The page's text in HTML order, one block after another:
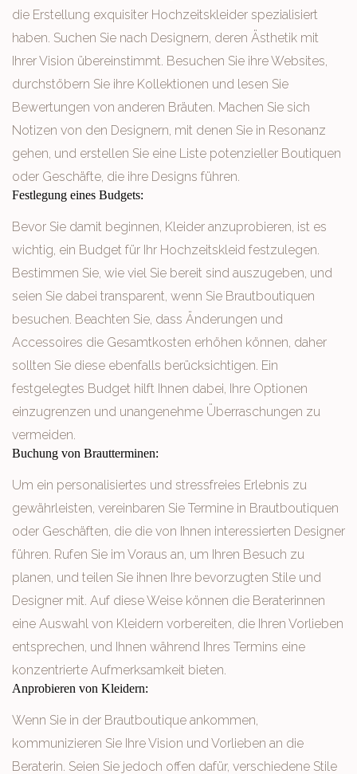
die Erstellung exquisiter Hochzeitskleider spezialisiert
haben. Suchen Sie nach Designern, deren Ästhetik mit
Ihrer Vision übereinstimmt. Besuchen Sie ihre Websites,
durchstöbern Sie ihre Kollektionen und lesen Sie
Bewertungen von anderen Bräuten. Machen Sie sich
Notizen von den Designern, mit denen Sie in Resonanz
gehen, und erstellen Sie eine Liste potenzieller Boutiquen
oder Geschäfte, die ihre Designs führen.
Festlegung eines Budgets:
Bevor Sie damit beginnen, Kleider anzuprobieren, ist es
wichtig, ein Budget für Ihr Hochzeitskleid festzulegen.
Bestimmen Sie, wie viel Sie bereit sind auszugeben, und
seien Sie dabei transparent, wenn Sie Brautboutiquen
besuchen. Beachten Sie, dass Änderungen und
Accessoires die Gesamtkosten erhöhen können, daher
sollten Sie diese ebenfalls berücksichtigen. Ein
festgelegtes Budget hilft Ihnen dabei, Ihre Optionen
einzugrenzen und unangenehme Überraschungen zu
vermeiden.
Buchung von Brautterminen:
Um ein personalisiertes und stressfreies Erlebnis zu
gewährleisten, vereinbaren Sie Termine in Brautboutiquen
oder Geschäften, die die von Ihnen interessierten Designer
führen. Rufen Sie im Voraus an, um Ihren Besuch zu
planen, und teilen Sie ihnen Ihre bevorzugten Stile und
Designer mit. Auf diese Weise können die Beraterinnen
eine Auswahl von Kleidern vorbereiten, die Ihren Vorlieben
entsprechen, und Ihnen während Ihres Termins eine
konzentrierte Aufmerksamkeit bieten.
Anprobieren von Kleidern:
Wenn Sie in der Brautboutique ankommen,
kommunizieren Sie Ihre Vision und Vorlieben an die
Beraterin. Seien Sie jedoch offen dafür, verschiedene Stile